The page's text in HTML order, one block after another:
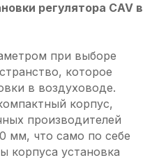
регулятора CAV в
при выборе
которое
в воздуховоде.
корпус,
производителей
мм, что само по себе
корпуса установка